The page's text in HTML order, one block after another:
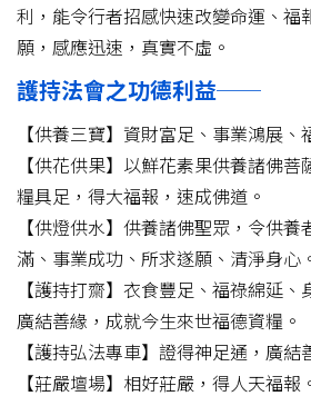
利，能令行者招感快速改變命運、福
願，感應迅速，真實不虛。
護持法會之功德利益──
【供養三寶】資財富足、事業鴻展、
【供花供果】以鮮花素果供養諸佛
糧具足，得大福報，速成佛道。
【供燈供水】供養諸佛聖眾，令供
滿、事業成功、所求遂願、清淨身心
【護持打齋】衣食豐足、福祿綿延、
廣結善緣，成就今生來世福德資糧。
【護持弘法專車】證得神足通，廣結
【莊嚴壇場】相好莊嚴，得人天福報